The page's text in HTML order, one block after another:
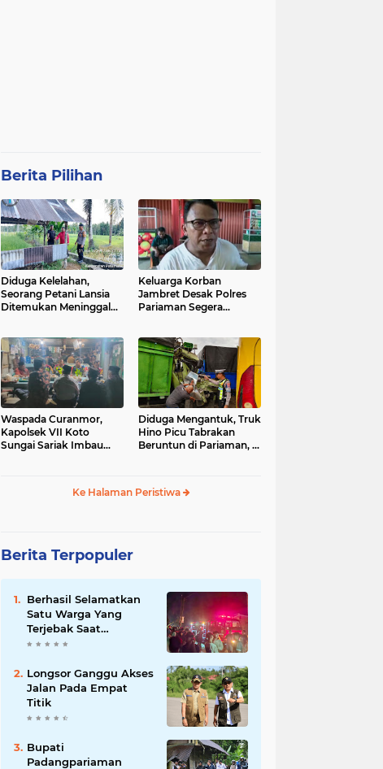
Berita Pilihan
Diduga Kelelahan,
Seorang Petani Lansia
Ditemukan Meninggal
Keluarga Korban
Jambret Desak Polres
Pariaman Segera
Waspada Curanmor,
Kapolsek VII Koto
Sungai Sariak Imbau
Diduga Mengantuk, Truk
Hino Picu Tabrakan
Beruntun di Pariaman, 5
Ke Halaman Peristiwa
Berita Terpopuler
Berhasil Selamatkan
Satu Warga Yang
Terjebak Saat
Kebakaran
Longsor Ganggu Akses
Jalan Pada Empat
Titik
Bupati
Padangpariaman